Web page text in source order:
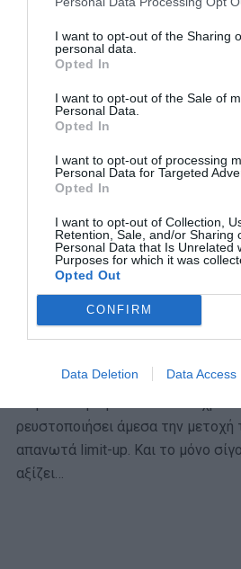
I want to opt-out of the Sharing
personal data.
Opted In
I want to opt-out of the Sale of
Personal Data.
Opted In
I want to opt-out of processing
Personal Data for Targeted
Opted In
I want to opt-out of Collection,
Retention, Sale, and/or Sharing
Personal Data that Is Unrelated
Purposes for which it was
Opted Out
CONFIRM
Data Deletion Data Access
Έφες) θα μπουν στην κούρσα για
αφού είναι τέτοιο το στιλ του,
ομάδα, όποιον κι αν έχει
Στην εξίσωση για την επόμενη
βγει ακόμα και η Βαλένθια.
αναφέρουν ότι, ο ισπανικός
να του προσφέρει νέο συμβόλαιο,
απολαβές, ακόμα υψηλότερο out,
άγχος, ο Μοντέρο κατάφερε να
step up.
Η… Μοντεριάδα θα είναι σίγουρα
καλοκαιριού. Διότι, είναι ο floor
ύφος μιας ολόκληρης ομάδας και
ετών, με άγνωστο ταβάνι.
ρευστοποιήσει άμεσα την μετοχή
απανωτά limit-up. Και το μόνο
αξίζει…